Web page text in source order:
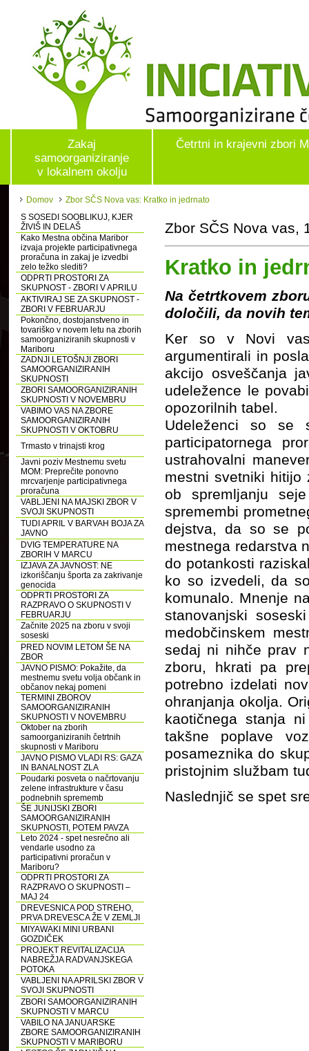
Zakaj
samoorganiziranje
v lokalnem okolju
Četrtni in krajevni zbori
Domov
Zbor SČS Nova vas: Kratko in jedrnato
S SOSEDI SOOBLIKUJ, KJER
ŽIVIŠ IN DELAŠ
Kako Mestna občina Maribor
izvaja projekte participativnega
proračuna in zakaj je izvedbi
zelo težko slediti?
ODPRTI PROSTORI ZA
SKUPNOST - ZBORI V APRILU
AKTIVIRAJ SE ZA SKUPNOST -
ZBORI V FEBRUARJU
Pokončno, dostojanstveno in
tovariško v novem letu na zborih
samoorganiziranih skupnosti v
Mariboru
ZADNJI LETOŠNJI ZBORI
SAMOORGANIZIRANIH
SKUPNOSTI
ZBORI SAMOORGANIZIRANIH
SKUPNOSTI V NOVEMBRU
VABIMO VAS NA ZBORE
SAMOORGANIZIRANIH
SKUPNOSTI V OKTOBRU
Trmasto v trinajsti krog
Javni poziv Mestnemu svetu
MOM: Preprečite ponovno
mrcvarjenje participativnega
proračuna
VABLJENI NA MAJSKI ZBOR V
SVOJI SKUPNOSTI
TUDI APRIL V BARVAH BOJA ZA
JAVNO
DVIG TEMPERATURE NA
ZBORIH V MARCU
IZJAVA ZA JAVNOST: NE
izkoriščanju športa za zakrivanje
genocida
ODPRTI PROSTORI ZA
RAZPRAVO O SKUPNOSTI V
FEBRUARJU
Začnite 2025 na zboru v svoji
soseski
PRED NOVIM LETOM ŠE NA
ZBOR
JAVNO PISMO: Pokažite, da
mestnemu svetu volja občank in
občanov nekaj pomeni
TERMINI ZBOROV
SAMOORGANIZIRANIH
SKUPNOSTI V NOVEMBRU
Oktober na zborih
samoorganiziranih četrtnih
skupnosti v Mariboru
JAVNO PISMO VLADI RS: GAZA
IN BANALNOST ZLA
Poudarki posveta o načrtovanju
zelene infrastrukture v času
podnebnih sprememb
ŠE JUNIJSKI ZBORI
SAMOORGANIZIRANIH
SKUPNOSTI, POTEM PAVZA
Leto 2024 - spet nesrečno ali
vendarle usodno za
participativni proračun v
Mariboru?
ODPRTI PROSTORI ZA
RAZPRAVO O SKUPNOSTI –
MAJ 24
DREVESNICA POD STREHO,
PRVA DREVESCA ŽE V ZEMLJI
MIYAWAKI MINI URBANI
GOZDIČEK
PROJEKT REVITALIZACIJA
NABREŽJA RADVANJSKEGA
POTOKA
VABLJENI NA APRILSKI ZBOR V
SVOJI SKUPNOSTI
ZBORI SAMOORGANIZIRANIH
SKUPNOSTI V MARCU
VABILO NA JANUARSKE
ZBORE SAMOORGANIZIRANIH
SKUPNOSTI V MARIBORU
Zbor SČS Nova vas,
Kratko in
Na četrtkovem
določili, da novih
Ker so v Novi
argumentirali in
akcijo osveščanja
udeležence le
opozorilnih tabel.
Udeleženci so se
participatornega
ustrahovalni
mestni svetniki hitijo
ob spremljanju
spremembi
dejstva, da so se
mestnega redarstva
do potankosti
ko so izvedeli, da
komunalo. Mnenje
stanovanjski
medobčinskem
sedaj ni nihče prav
zboru, hkrati pa
potrebno izdelati
ohranjanja okolja.
kaotičnega stanja
takšne poplave
posameznika do
pristojnim službam
Naslednjič se spet